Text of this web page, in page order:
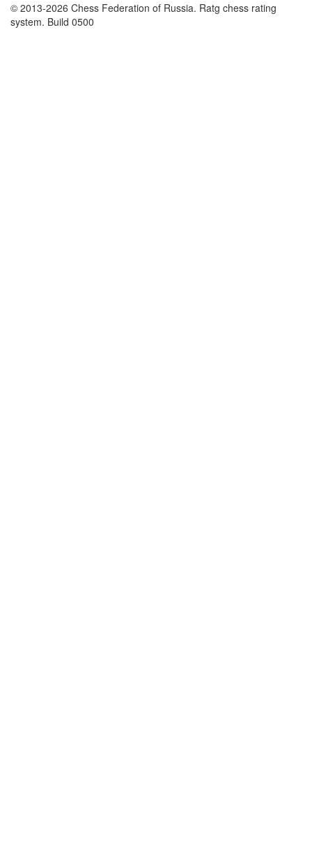
© 2013-2026 Chess Federation of Russia. Ratg chess rating
system. Build 0500